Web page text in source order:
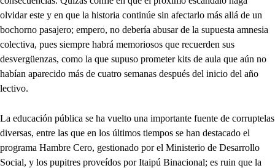
olvidar este y en que la historia continúe sin afectarlo más allá de un
bochorno pasajero; empero, no debería abusar de la supuesta amnesia
colectiva, pues siempre habrá memoriosos que recuerden sus
desvergüenzas, como la que supuso prometer kits de aula que aún no
habían aparecido más de cuatro semanas después del inicio del año
lectivo.
La educación pública se ha vuelto una importante fuente de corruptelas
diversas, entre las que en los últimos tiempos se han destacado el
programa Hambre Cero, gestionado por el Ministerio de Desarrollo
Social, y los pupitres proveídos por Itaipú Binacional; es ruin que la